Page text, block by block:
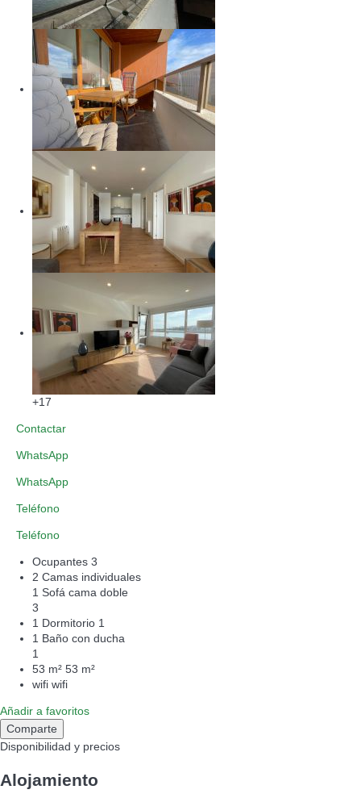
+17
Contactar
WhatsApp
WhatsApp
Teléfono
Teléfono
Ocupantes 3
2 Camas individuales
1 Sofá cama doble
3
1 Dormitorio 1
1 Baño con ducha
1
53 m² 53 m²
wifi wifi
Añadir a favoritos
Comparte
Disponibilidad y precios
Alojamiento